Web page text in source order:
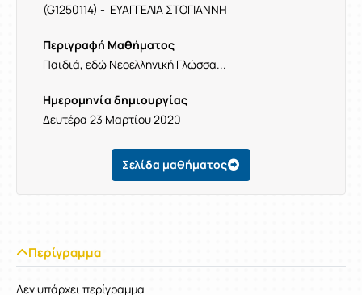
(G1250114) - ΕΥΑΓΓΕΛΙΑ ΣΤΟΓΙΑΝΝΗ
Περιγραφή Μαθήματος
Παιδιά, εδώ Νεοελληνική Γλώσσα...
Ημερομηνία δημιουργίας
Δευτέρα 23 Μαρτίου 2020
Σελίδα μαθήματος
Περίγραμμα
Δεν υπάρχει περίγραμμα